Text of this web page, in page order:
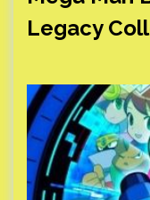
Legacy